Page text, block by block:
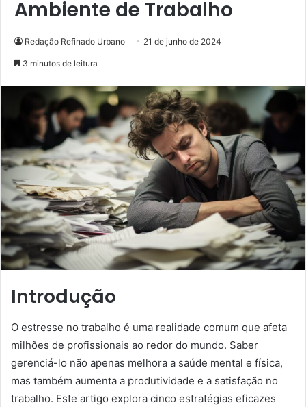
Ambiente de Trabalho
Redação Refinado Urbano 21 de junho de 2024
3 minutos de leitura
Introdução
O estresse no trabalho é uma realidade comum que afeta
milhões de profissionais ao redor do mundo. Saber
gerenciá-lo não apenas melhora a saúde mental e física,
mas também aumenta a produtividade e a satisfação no
trabalho. Este artigo explora cinco estratégias eficazes